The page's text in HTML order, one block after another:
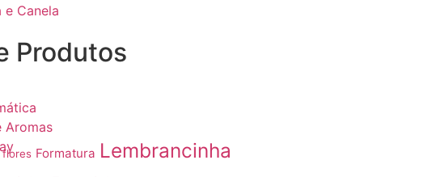
e Canela
Produtos
Aromas
flores Formatura Lembrancinha